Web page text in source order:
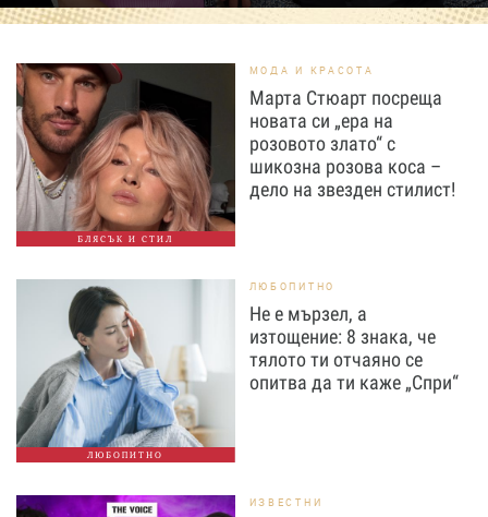
БЛЯСЪК И СТИЛ
МОДА И КРАСОТА
Марта Стюарт посреща
новата си „ера на
розовото злато“ с
шикозна розова коса –
дело на звезден стилист!
ЛЮБОПИТНО
ЛЮБОПИТНО
Не е мързел, а
изтощение: 8 знака, че
тялото ти отчаяно се
опитва да ти каже „Спри“
ИЗВЕСТНИ